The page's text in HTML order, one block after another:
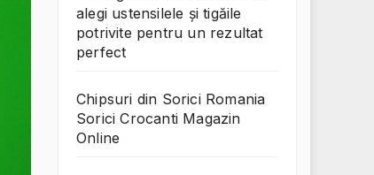
alegi ustensilele și tigăile
potrivite pentru un rezultat
perfect
Chipsuri din Sorici Romania
Sorici Crocanti Magazin
Online